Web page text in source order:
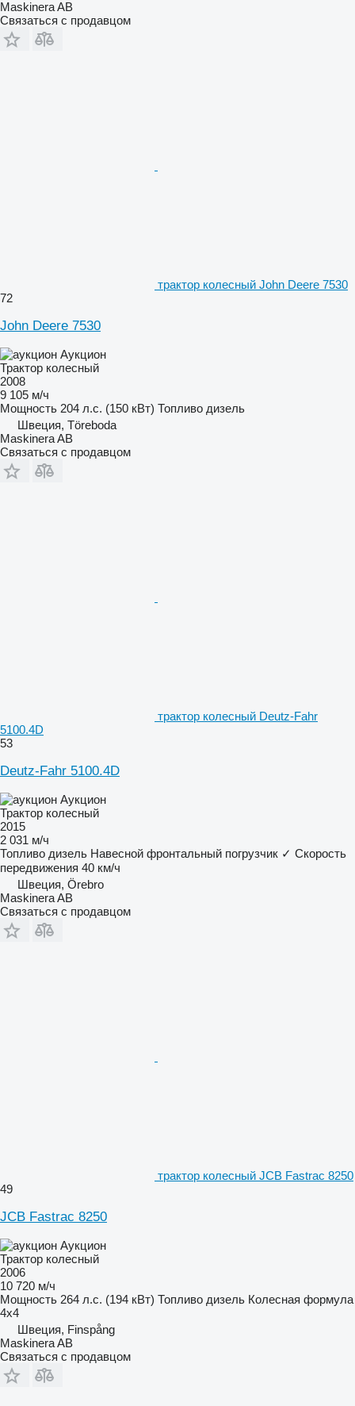
Maskinera AB
Связаться с продавцом
трактор колесный John Deere 7530
72
John Deere 7530
Аукцион
Трактор колесный
2008
9 105 м/ч
Мощность 204 л.с. (150 кВт) Топливо дизель
Швеция, Töreboda
Maskinera AB
Связаться с продавцом
трактор колесный Deutz-Fahr
5100.4D
53
Deutz-Fahr 5100.4D
Аукцион
Трактор колесный
2015
2 031 м/ч
Топливо дизель Навесной фронтальный погрузчик ✓ Скорость
передвижения 40 км/ч
Швеция, Örebro
Maskinera AB
Связаться с продавцом
трактор колесный JCB Fastrac 8250
49
JCB Fastrac 8250
Аукцион
Трактор колесный
2006
10 720 м/ч
Мощность 264 л.с. (194 кВт) Топливо дизель Колесная формула
4x4
Швеция, Finspång
Maskinera AB
Связаться с продавцом